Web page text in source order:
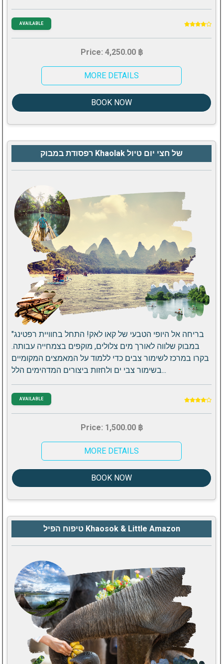
AVAILABLE
Price: 4,250.00 ฿
MORE DETAILS
BOOK NOW
רפסודת במבוק Khaolak של חצי יום טיול
"בריחה אל היופי הטבעי של קאו לאק! התחל בחוויית רפטינג
במבוק שלווה לאורך מים צלולים, מוקפים בצמחייה עבותה.
בקרו במרכז לשימור צבים כדי ללמוד על המאמצים המקומיים
בשימור צבי ים ולחזות ביצורים המדהימים הלל...
AVAILABLE
Price: 1,500.00 ฿
MORE DETAILS
BOOK NOW
טיפוח הפיל Khaosok & Little Amazon